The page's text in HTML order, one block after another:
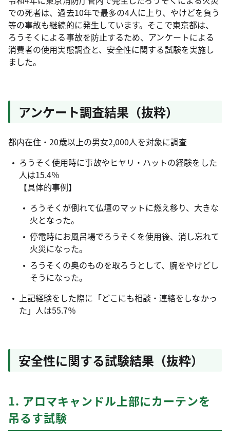
での死者は、過去10年で最多の4人に上り、やけどを負う
等の事故も継続的に発生しています。そこで東京都は、
ろうそくによる事故を防止するため、アンケートによる
消費者の使用実態調査と、安全性に関する試験を実施し
ました。
アンケート調査結果（抜粋）
都内在住・20歳以上の男女2,000人を対象に調査
ろうそく使用時に事故やヒヤリ・ハットの経験をした
人は15.4％
【具体的事例】
ろうそくが倒れて仏壇のマットに燃え移り、大きな
火となった。
停電時にお風呂場でろうそくを使用後、消し忘れて
火災になった。
ろうそくの奥のものを取ろうとして、腕をやけどし
そうになった。
上記経験をした際に「どこにも相談・連絡をしなかっ
た」人は55.7％
安全性に関する試験結果（抜粋）
1. アロマキャンドル上部にカーテンを
吊るす試験